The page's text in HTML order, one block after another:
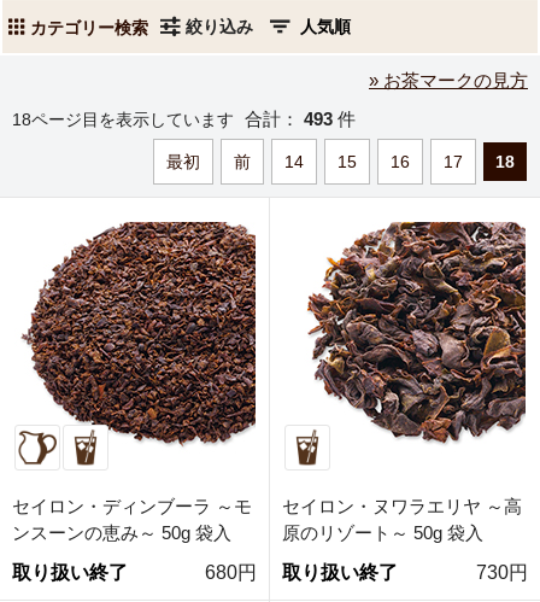
カテゴリー検索 絞り込み
» お茶マークの見方
18ページ目を表示しています 合計： 493 件
最初 前 14 15 16 17 18
セイロン・ディンブーラ ～モ
ンスーンの恵み～ 50g 袋入
取り扱い終了
680円
セイロン・ヌワラエリヤ ～高
原のリゾート～ 50g 袋入
取り扱い終了
730円